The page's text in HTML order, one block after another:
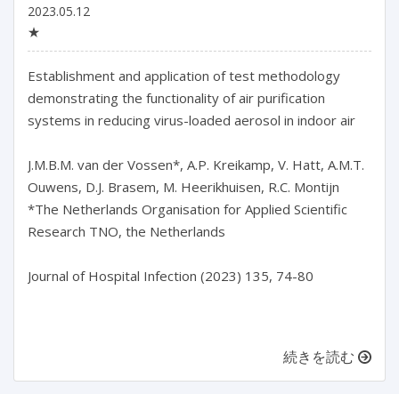
2023.05.12
★
Establishment and application of test methodology
demonstrating the functionality of air purification
systems in reducing virus-loaded aerosol in indoor air
J.M.B.M. van der Vossen*, A.P. Kreikamp, V. Hatt, A.M.T.
Ouwens, D.J. Brasem, M. Heerikhuisen, R.C. Montijn
*The Netherlands Organisation for Applied Scientific
Research TNO, the Netherlands
Journal of Hospital Infection (2023) 135, 74-80
続きを読む